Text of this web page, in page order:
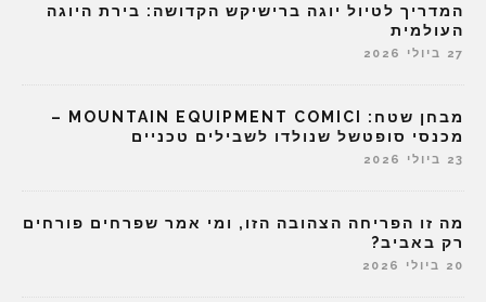
המדריך לטיול יוגה ברישיקש הקדושה: בירת היוגה
העולמית
27 ביולי 2026
מבחן שטח: MOUNTAIN EQUIPMENT COMICI –
מכנסי סופטשל שנולדו לשבילים טכניים
23 ביולי 2026
מה זו הפריחה הצהובה הזו, ומי אמר שפרחים פורחים
רק באביב?
20 ביולי 2026